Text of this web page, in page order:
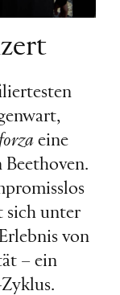
eine
sich unter
von
– ein